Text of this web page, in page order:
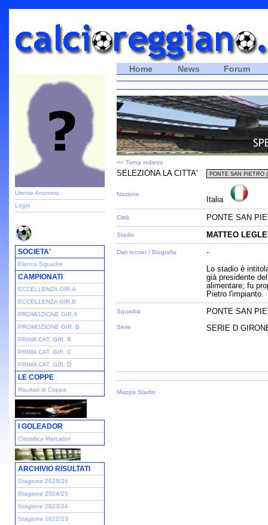
Utente Anonimo
Login
SOCIETA'
Elenco Squadre
CAMPIONATI
ECCELLENZA GIR.A
ECCELLENZA GIR.B
PROMOZIONE GIR.A
PROMOZIONE GIR. B
PRIMA CAT. GIR. B
PRIMA CAT. GIR. C
PRIMA CAT. GIR. D
LE COPPE
Risultati di Coppa
I GOLEADOR
Classifica Marcatori
ARCHIVIO RISULTATI
Stagione 2025/26
Stagione 2024/25
Stagione 2023/24
Stagione 2022/23
Home News Forum
<< Torna indietro
SELEZIONA LA CITTA'
Nazione
Italia
Città PONTE SAN
Stadio MATTEO
Dati tecnici / Biografia
-
Lo stadio è
già presidente
alimentare; fu
Pietro l'impianto.
Squadra
Serie
PONTE SAN
SERIE D
Mappa Stadio